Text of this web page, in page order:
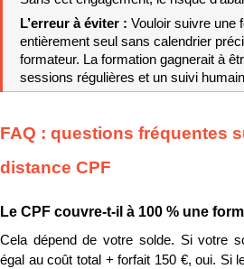
L’erreur à éviter : Vouloir suivre une
entièrement seul sans calendrier
formateur. La formation gagnerait à
sessions régulières et un suivi
FAQ : questions fréquentes
distance CPF
Le CPF couvre-t-il à 100 % une
Cela dépend de votre solde. Si votre
égal au coût total + forfait 150 €, oui. Si